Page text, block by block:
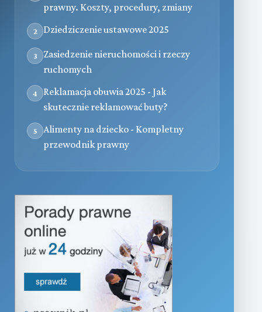
prawny. Koszty, procedury, zmiany
2 Dziedziczenie ustawowe 2025
3
Zasiedzenie nieruchomości i rzeczy
ruchomych
4
Reklamacja obuwia 2025 - Jak
skutecznie reklamować buty?
5
Alimenty na dziecko - Kompletny
przewodnik prawny